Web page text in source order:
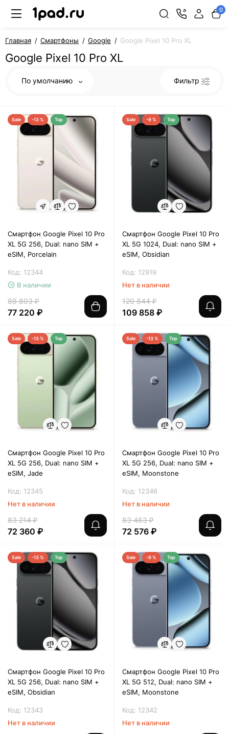
0
Главная Смартфоны Google Google Pixel 10 Pro XL
Google Pixel 10 Pro XL
По умолчанию Фильтр
Sale -13 % Top
Смартфон Google Pixel 10 Pro
XL 5G 256, Dual: nano SIM +
eSIM, Porcelain
Код: 12344
В наличии
88 803 ₽
77 220 ₽
Sale -9 % Top
Смартфон Google Pixel 10 Pro
XL 5G 1024, Dual: nano SIM +
eSIM, Obsidian
Код: 12919
Нет в наличии
120 844 ₽
109 858 ₽
Sale -13 % Top
Смартфон Google Pixel 10 Pro
XL 5G 256, Dual: nano SIM +
eSIM, Jade
Код: 12345
Нет в наличии
83 214 ₽
72 360 ₽
Sale -13 % Top
Смартфон Google Pixel 10 Pro
XL 5G 256, Dual: nano SIM +
eSIM, Moonstone
Код: 12346
Нет в наличии
83 463 ₽
72 576 ₽
Sale -13 % Top
Смартфон Google Pixel 10 Pro
XL 5G 256, Dual: nano SIM +
eSIM, Obsidian
Код: 12343
Нет в наличии
Sale -9 % Top
Смартфон Google Pixel 10 Pro
XL 5G 512, Dual: nano SIM +
eSIM, Moonstone
Код: 12342
Нет в наличии